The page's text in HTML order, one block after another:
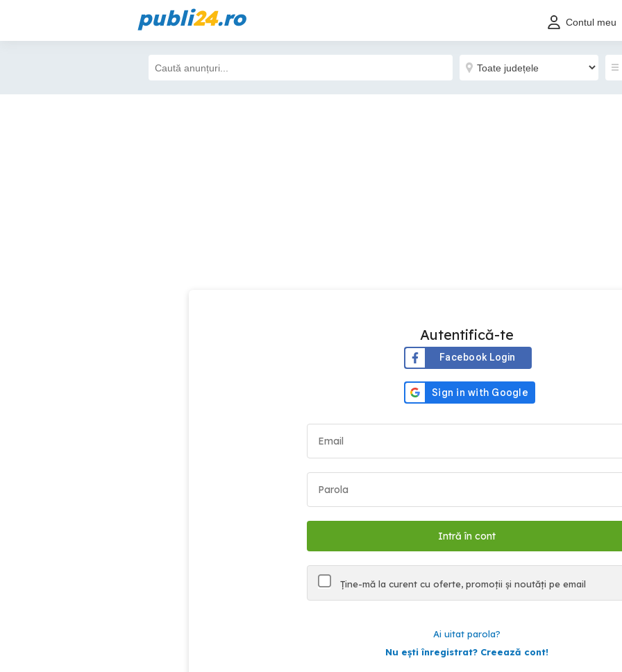
publi24.ro Contul meu
Autentifică-te
Facebook Login
Ține-mă la curent cu oferte, promoții și noutăți pe email
Ai uitat parola?
Nu ești înregistrat? Creează cont!